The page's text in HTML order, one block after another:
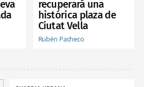
recuperará una
histórica plaza de
Ciutat Vella
Rubén Pacheco